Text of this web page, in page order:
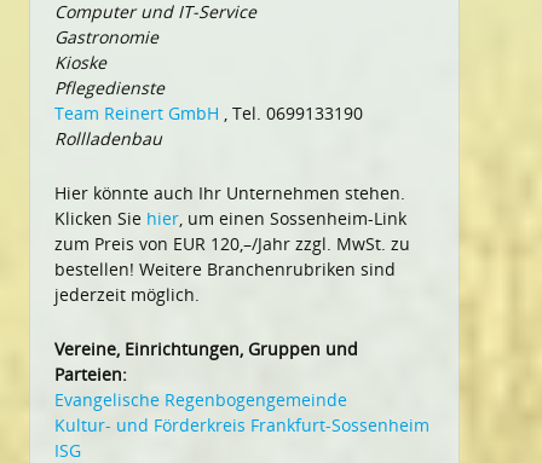
Computer und IT-Service
Gastronomie
Kioske
Pflegedienste
Team Reinert GmbH , Tel. 0699133190
Rollladenbau
Hier könnte auch Ihr Unternehmen stehen.
Klicken Sie hier, um einen Sossenheim-Link
zum Preis von EUR 120,–/Jahr zzgl. MwSt. zu
bestellen! Weitere Branchenrubriken sind
jederzeit möglich.
Vereine, Einrichtungen, Gruppen und
Parteien:
Evangelische Regenbogengemeinde
Kultur- und Förderkreis Frankfurt-Sossenheim
ISG